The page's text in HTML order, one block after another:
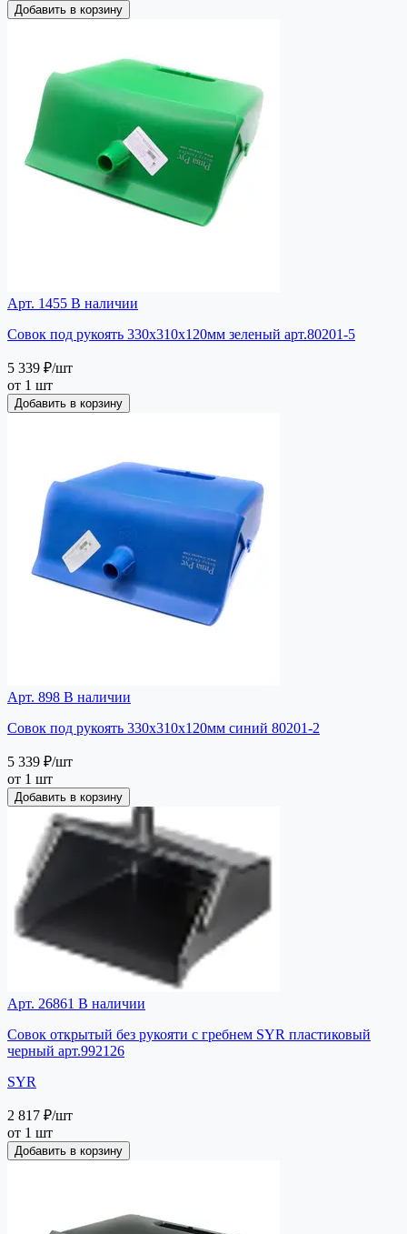
Добавить в корзину
Арт. 1455 В наличии
Совок под рукоять 330х310х120мм зеленый арт.80201-5
5 339 ₽/шт
от 1 шт
Добавить в корзину
Арт. 898 В наличии
Совок под рукоять 330х310х120мм синий 80201-2
5 339 ₽/шт
от 1 шт
Добавить в корзину
Арт. 26861 В наличии
Совок открытый без рукояти с гребнем SYR пластиковый
черный арт.992126
SYR
2 817 ₽/шт
от 1 шт
Добавить в корзину